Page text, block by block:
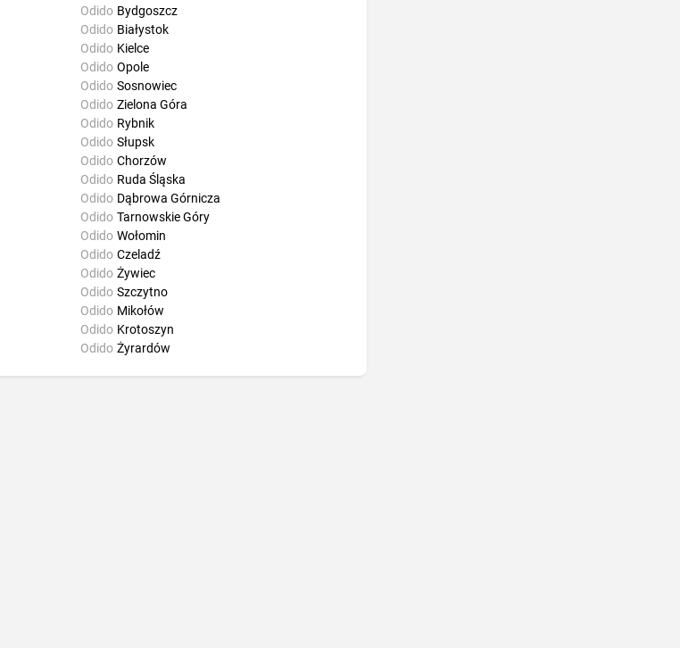
Odido Bydgoszcz
Odido Białystok
Odido Kielce
Odido Opole
Odido Sosnowiec
Odido Zielona Góra
Odido Rybnik
Odido Słupsk
Odido Chorzów
Odido Ruda Śląska
Odido Dąbrowa Górnicza
Odido Tarnowskie Góry
Odido Wołomin
Odido Czeladź
Odido Żywiec
Odido Szczytno
Odido Mikołów
Odido Krotoszyn
Odido Żyrardów